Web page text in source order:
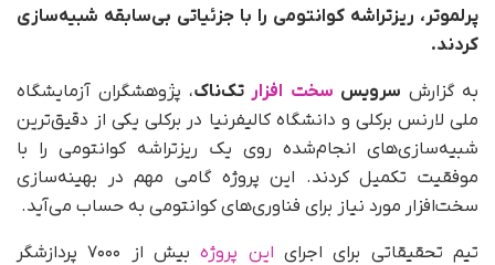
پرلموتر، ریزتراشه کوانتومی را با جزئیاتی بی‌سابقه شبیه‌سازی
کردند.
به گزارش سرویس سخت افزار تک‌ناک، پژوهشگران آزمایشگاه
ملی لارنس برکلی و دانشگاه کالیفرنیا در برکلی یکی از دقیق‌ترین
شبیه‌سازی‌های انجام‌شده روی یک ریزتراشه کوانتومی را با
موفقیت تکمیل کردند. این پروژه گامی مهم در بهینه‌سازی
سخت‌افزار مورد نیاز برای فناوری‌های کوانتومی به حساب می‌آید.
تیم تحقیقاتی برای اجرای این پروژه
بیش از ۷۰۰۰ پردازشگر